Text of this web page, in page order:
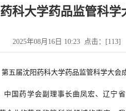
科大学药品监管科学
2025年08月16日 10:23 点击：[113]
第五届沈阳药科大学药品监管科学大会
国药学会副理事长曲凤宏、辽宁